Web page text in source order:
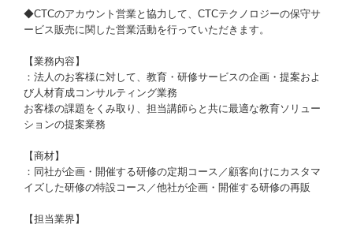
◆CTCのアカウント営業と協力して、CTCテクノロジーの保守サ
ービス販売に関した営業活動を行っていただきます。
【業務内容】
：法人のお客様に対して、教育・研修サービスの企画・提案およ
び人材育成コンサルティング業務
お客様の課題をくみ取り、担当講師らと共に最適な教育ソリュー
ションの提案業務
【商材】
：同社が企画・開催する研修の定期コース／顧客向けにカスタマ
イズした研修の特設コース／他社が企画・開催する研修の再販
【担当業界】